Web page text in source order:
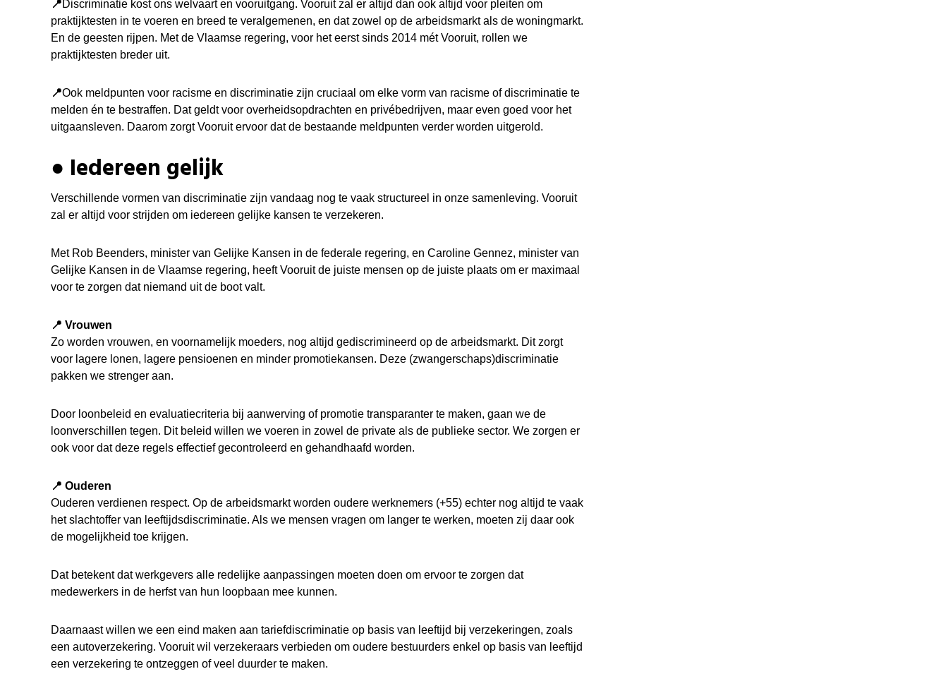
📍Discriminatie kost ons welvaart en vooruitgang. Vooruit zal er altijd dan ook altijd voor pleiten om
praktijktesten in te voeren en breed te veralgemenen, en dat zowel op de arbeidsmarkt als de woningmarkt.
En de geesten rijpen. Met de Vlaamse regering, voor het eerst sinds 2014 mét Vooruit, rollen we
praktijktesten breder uit.
📍Ook meldpunten voor racisme en discriminatie zijn cruciaal om elke vorm van racisme of discriminatie te
melden én te bestraffen. Dat geldt voor overheidsopdrachten en privébedrijven, maar even goed voor het
uitgaansleven. Daarom zorgt Vooruit ervoor dat de bestaande meldpunten verder worden uitgerold.
● Iedereen gelijk
Verschillende vormen van discriminatie zijn vandaag nog te vaak structureel in onze samenleving. Vooruit
zal er altijd voor strijden om iedereen gelijke kansen te verzekeren.
Met Rob Beenders, minister van Gelijke Kansen in de federale regering, en Caroline Gennez, minister van
Gelijke Kansen in de Vlaamse regering, heeft Vooruit de juiste mensen op de juiste plaats om er maximaal
voor te zorgen dat niemand uit de boot valt.
📍 Vrouwen
Zo worden vrouwen, en voornamelijk moeders, nog altijd gediscrimineerd op de arbeidsmarkt. Dit zorgt
voor lagere lonen, lagere pensioenen en minder promotiekansen. Deze (zwangerschaps)discriminatie
pakken we strenger aan.
Door loonbeleid en evaluatiecriteria bij aanwerving of promotie transparanter te maken, gaan we de
loonverschillen tegen. Dit beleid willen we voeren in zowel de private als de publieke sector. We zorgen er
ook voor dat deze regels effectief gecontroleerd en gehandhaafd worden.
📍 Ouderen
Ouderen verdienen respect. Op de arbeidsmarkt worden oudere werknemers (+55) echter nog altijd te vaak
het slachtoffer van leeftijdsdiscriminatie. Als we mensen vragen om langer te werken, moeten zij daar ook
de mogelijkheid toe krijgen.
Dat betekent dat werkgevers alle redelijke aanpassingen moeten doen om ervoor te zorgen dat
medewerkers in de herfst van hun loopbaan mee kunnen.
Daarnaast willen we een eind maken aan tariefdiscriminatie op basis van leeftijd bij verzekeringen, zoals
een autoverzekering. Vooruit wil verzekeraars verbieden om oudere bestuurders enkel op basis van leeftijd
een verzekering te ontzeggen of veel duurder te maken.